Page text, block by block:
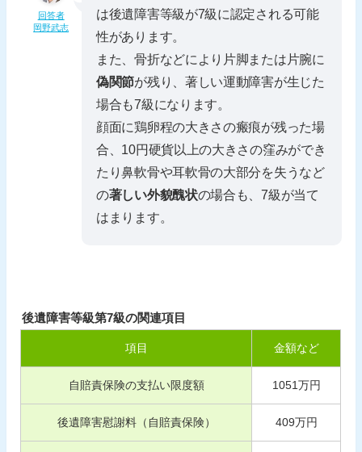
回答者
岡野武志
は後遺障害等級が7級に認定される可能
性があります。
また、骨折などにより片脚または片腕に
偽関節が残り、著しい運動障害が生じた
場合も7級になります。
顔面に鶏卵程の大きさの瘢痕が残った場
合、10円硬貨以上の大きさの窪みができ
たり鼻軟骨や耳軟骨の大部分を失うなど
の著しい外貌醜状の場合も、7級が当て
はまります。
後遺障害等級第7級の関連項目
項目 金額など
自賠責保険の支払い限度額 1051万円
後遺障害慰謝料（自賠責保険） 409万円